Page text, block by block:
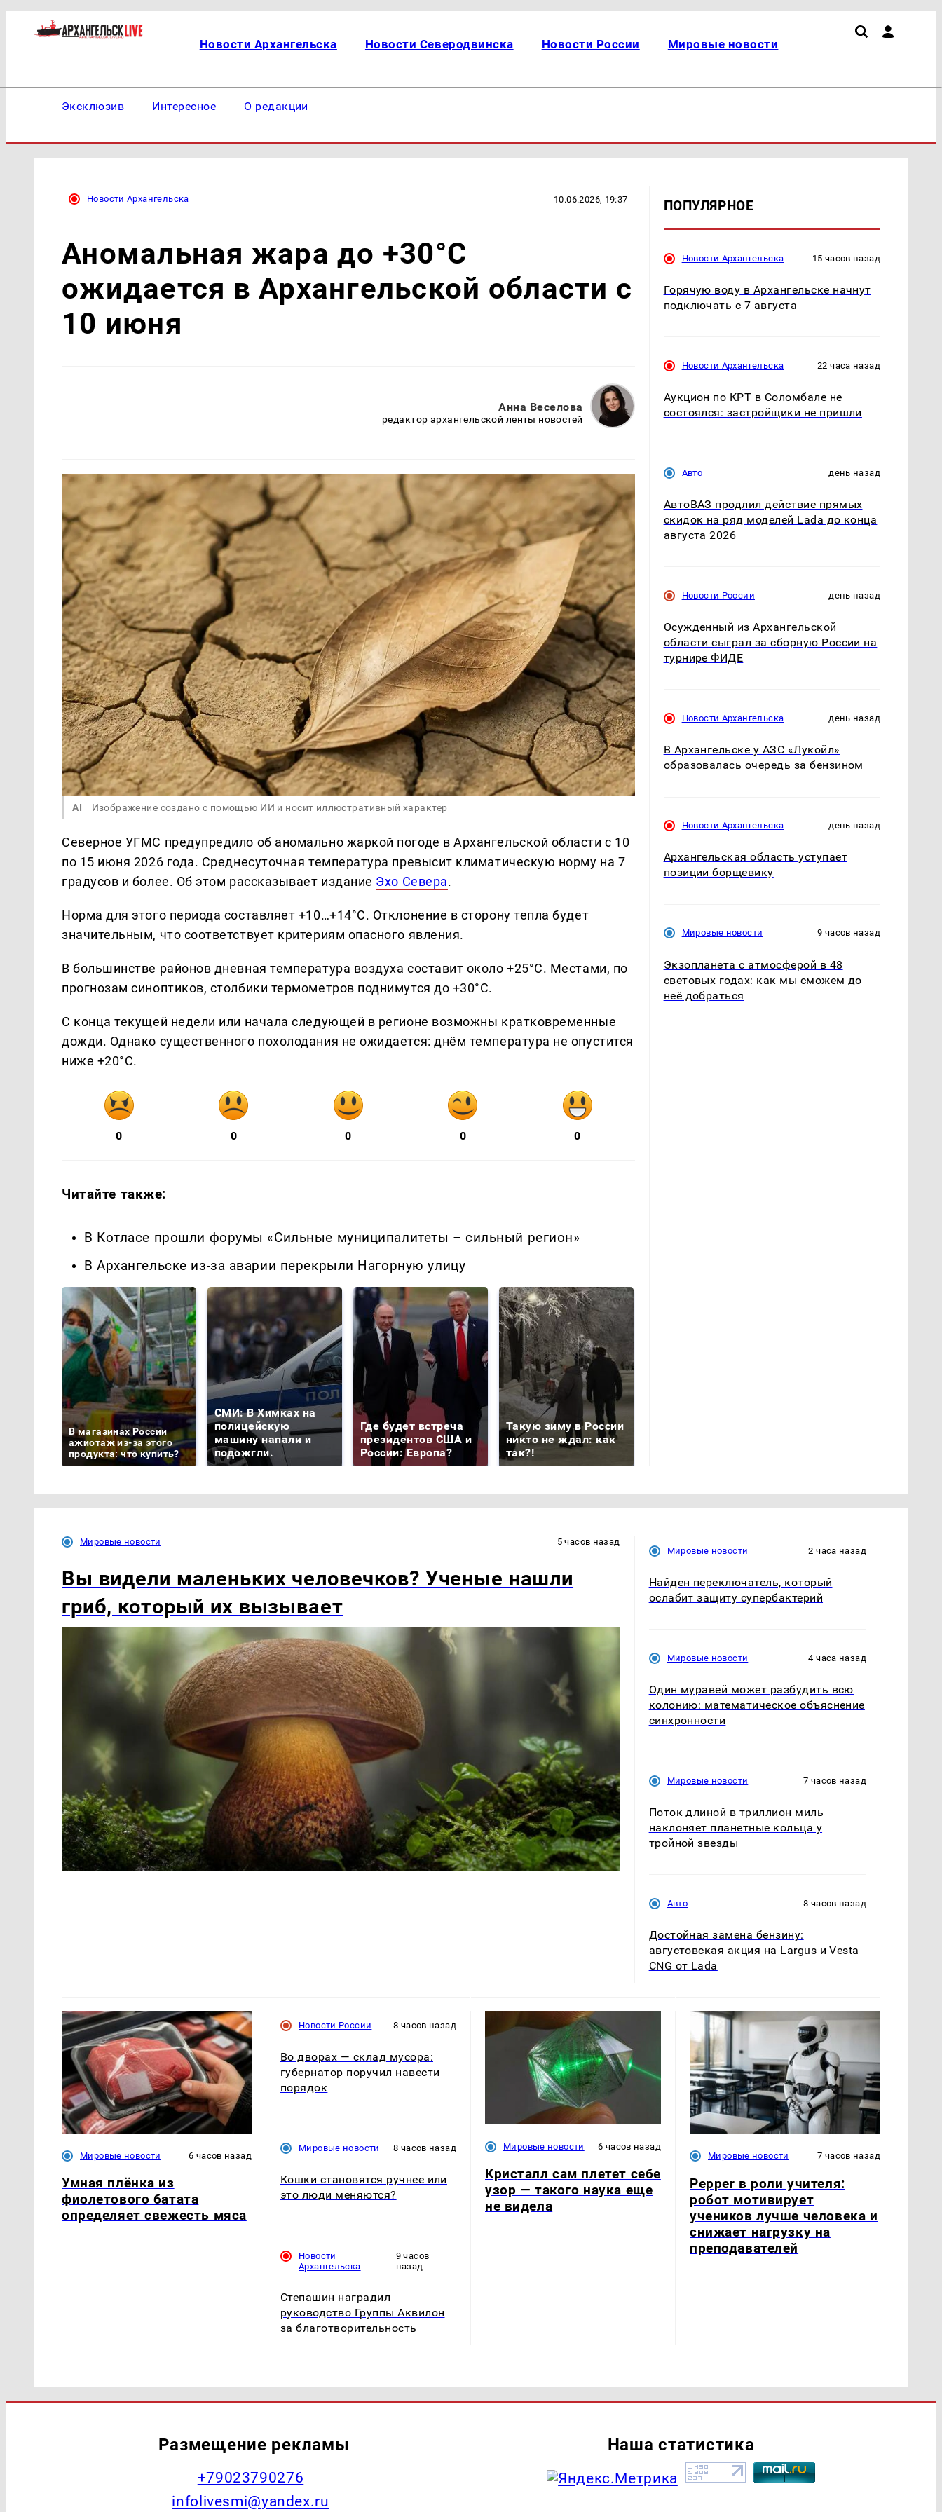
Новости Архангельска Новости Северодвинска Новости России Мировые новости
Эксклюзив Интересное О редакции
Новости Архангельска 10.06.2026, 19:37
Аномальная жара до +30°С
ожидается в Архангельской области с
10 июня
Анна Веселова
редактор архангельской ленты новостей
AI Изображение создано с помощью ИИ и носит иллюстративный характер
Северное УГМС предупредило об аномально жаркой погоде в Архангельской области с 10
по 15 июня 2026 года. Среднесуточная температура превысит климатическую норму на 7
градусов и более. Об этом рассказывает издание Эхо Севера.
Норма для этого периода составляет +10…+14°С. Отклонение в сторону тепла будет
значительным, что соответствует критериям опасного явления.
В большинстве районов дневная температура воздуха составит около +25°С. Местами, по
прогнозам синоптиков, столбики термометров поднимутся до +30°С.
С конца текущей недели или начала следующей в регионе возможны кратковременные
дожди. Однако существенного похолодания не ожидается: днём температура не опустится
ниже +20°С.
0 0 0 0 0
Читайте также:
В Котласе прошли форумы «Сильные муниципалитеты – сильный регион»
В Архангельске из-за аварии перекрыли Нагорную улицу
В магазинах России
ажиотаж из-за этого
продукта: что купить?
СМИ: В Химках на
полицейскую
машину напали и
подожгли.
Где будет встреча
президентов США и
России: Европа?
Такую зиму в России
никто не ждал: как
так?!
ПОПУЛЯРНОЕ
Новости Архангельска 15 часов назад
Горячую воду в Архангельске начнут
подключать с 7 августа
Новости Архангельска 22 часа назад
Аукцион по КРТ в Соломбале не
состоялся: застройщики не пришли
Авто день назад
АвтоВАЗ продлил действие прямых
скидок на ряд моделей Lada до конца
августа 2026
Новости России день назад
Осужденный из Архангельской
области сыграл за сборную России на
турнире ФИДЕ
Новости Архангельска день назад
В Архангельске у АЗС «Лукойл»
образовалась очередь за бензином
Новости Архангельска день назад
Архангельская область уступает
позиции борщевику
Мировые новости 9 часов назад
Экзопланета с атмосферой в 48
световых годах: как мы сможем до
неё добраться
Мировые новости 5 часов назад
Вы видели маленьких человечков? Ученые нашли
гриб, который их вызывает
Мировые новости 2 часа назад
Найден переключатель, который
ослабит защиту супербактерий
Мировые новости 4 часа назад
Один муравей может разбудить всю
колонию: математическое объяснение
синхронности
Мировые новости 7 часов назад
Поток длиной в триллион миль
наклоняет планетные кольца у
тройной звезды
Авто 8 часов назад
Достойная замена бензину:
августовская акция на Largus и Vesta
CNG от Lada
Мировые новости 6 часов назад
Умная плёнка из
фиолетового батата
определяет свежесть мяса
Новости России 8 часов назад
Во дворах — склад мусора:
губернатор поручил навести
порядок
Мировые новости 8 часов назад
Кошки становятся ручнее или
это люди меняются?
Новости
Архангельска
9 часов
назад
Степашин наградил
руководство Группы Аквилон
за благотворительность
Мировые новости 6 часов назад
Кристалл сам плетет себе
узор — такого наука еще
не видела
Мировые новости 7 часов назад
Pepper в роли учителя:
робот мотивирует
учеников лучше человека и
снижает нагрузку на
преподавателей
Размещение рекламы
+79023790276
infolivesmi@yandex.ru
Наша статистика